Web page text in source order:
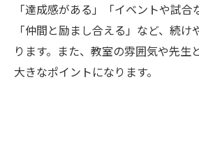
「達成感がある」「イベントや試合
「仲間と励まし合える」など、続け
ります。また、教室の雰囲気や先生
大きなポイントになります。